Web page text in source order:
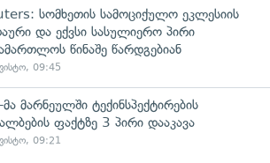
სომხეთის სამოციქულო ეკლესიის
და ექვსი სასულიერო პირი
წინაშე წარდგებიან
09:45
მა მარნეულში ტექინსპექტირების
ფაქტზე 3 პირი დააკავა
09:21